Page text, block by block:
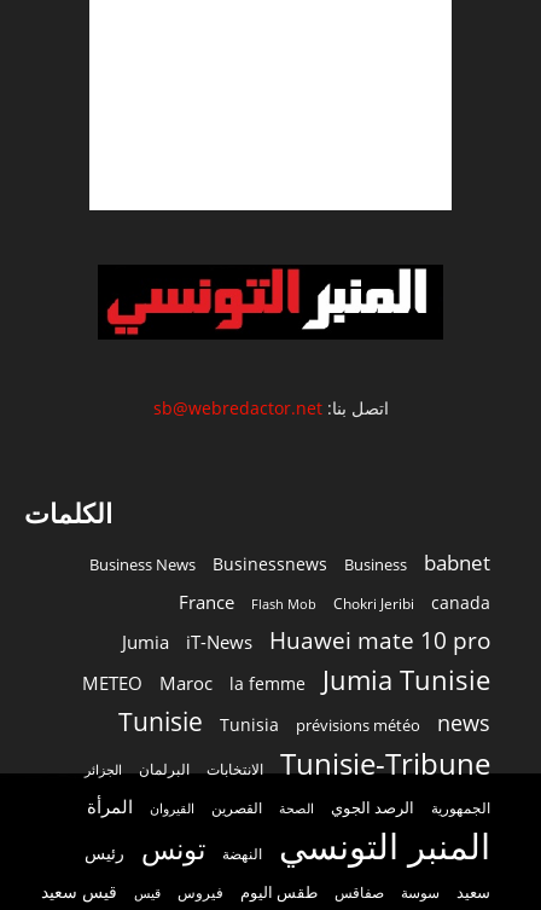
اتصل بنا:sb@webredactor.net
الكلمات
babnet
Business
Businessnews
Business News
canada
Chokri Jeribi
Flash Mob
France
Huawei mate 10 pro
iT-News
Jumia
Jumia Tunisie
la femme
Maroc
METEO
news
prévisions météo
Tunisia
Tunisie
Tunisie-Tribune الانتخابات البرلمان الجزائر
الجمهورية الرصد الجوي الصحة القصرين القيروان المرأة
المنبر التونسي النهضة تونس رئيس
سعيد سوسة صفاقس طقس اليوم فيروس قيس قيس سعيد